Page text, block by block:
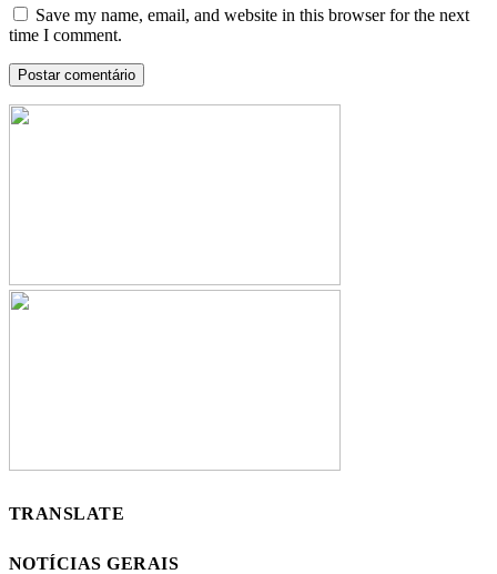
Save my name, email, and website in this browser for the next
time I comment.
TRANSLATE
NOTÍCIAS GERAIS